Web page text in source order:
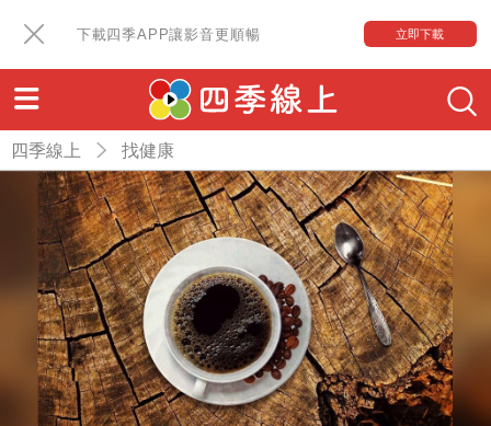
下載四季APP讓影音更順暢 立即下載
四季線上 找健康